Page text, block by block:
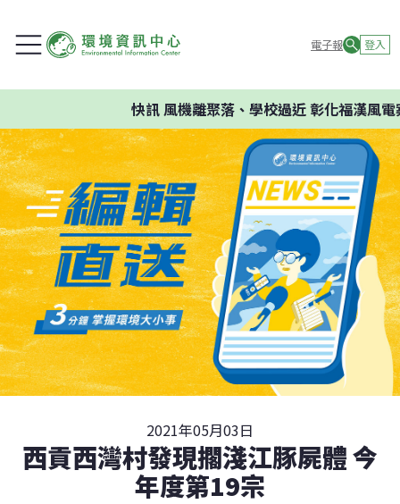
電子報 登入
快訊風機離聚落、學校過近 彰化福漢風電
2021年05月03日
西貢西灣村發現擱淺江豚屍體 今
年度第19宗